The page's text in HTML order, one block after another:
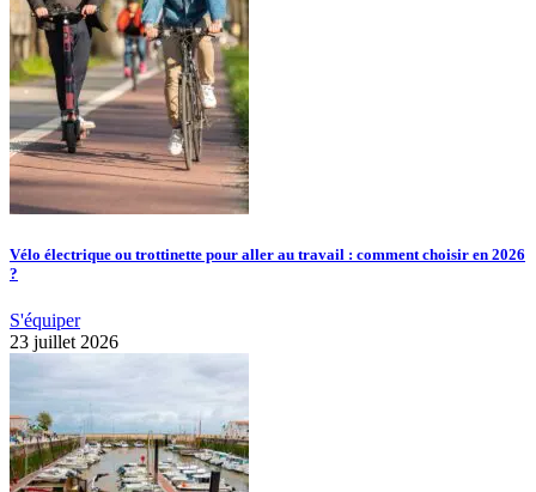
Vélo électrique ou trottinette pour aller au travail : comment choisir en 2026
?
S'équiper
23 juillet 2026